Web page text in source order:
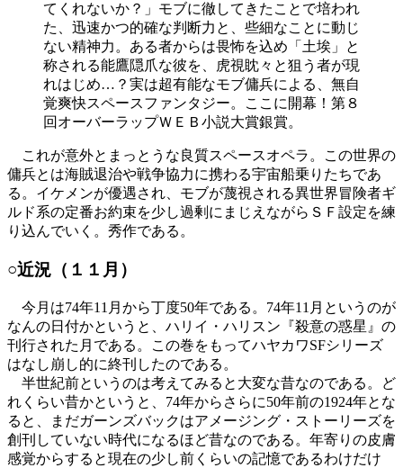
てくれないか？」モブに徹してきたことで培われ
た、迅速かつ的確な判断力と、些細なことに動じ
ない精神力。ある者からは畏怖を込め「土埃」と
称される能鷹隠爪な彼を、虎視眈々と狙う者が現
れはじめ…？実は超有能なモブ傭兵による、無自
覚爽快スペースファンタジー。ここに開幕！第８
回オーバーラップＷＥＢ小説大賞銀賞。
これが意外とまっとうな良質スペースオペラ。この世界の
傭兵とは海賊退治や戦争協力に携わる宇宙船乗りたちであ
る。イケメンが優遇され、モブが蔑視される異世界冒険者ギ
ルド系の定番お約束を少し過剰にまじえながらＳＦ設定を練
り込んでいく。秀作である。
○近況（１１月）
今月は74年11月から丁度50年である。74年11月というのが
なんの日付かというと、ハリイ・ハリスン『殺意の惑星』の
刊行された月である。この巻をもってハヤカワSFシリーズ
はなし崩し的に終刊したのである。
半世紀前というのは考えてみると大変な昔なのである。ど
れくらい昔かというと、74年からさらに50年前の1924年とな
ると、まだガーンズバックはアメージング・ストーリーズを
創刊していない時代になるほど昔なのである。年寄りの皮膚
感覚からすると現在の少し前くらいの記憶であるわけだけ